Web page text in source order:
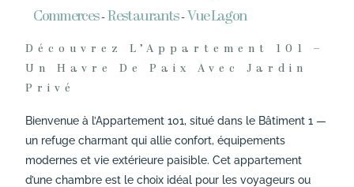
Commerces- Restaurants- Vue Lagon
Découvrez L’Appartement 101 –
Un Havre De Paix Avec Jardin
Privé
Bienvenue à l’Appartement 101, situé dans le Bâtiment 1 —
un refuge charmant qui allie confort, équipements
modernes et vie extérieure paisible. Cet appartement
d’une chambre est le choix idéal pour les voyageurs ou